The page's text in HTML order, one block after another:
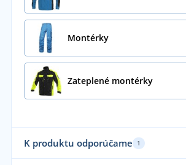
Montérky
Zateplené montérky
K produktu odporúčame 1